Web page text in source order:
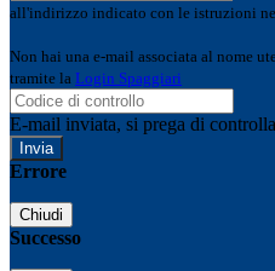
all'indirizzo indicato con le istruzioni
Non hai una e-mail associata al nome
tramite la Login Spaggiari
E-mail inviata, si prega di
Errore
Chiudi
Successo